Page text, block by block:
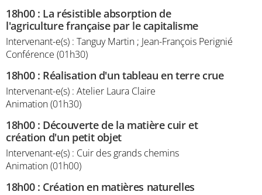
18h00: La résistible absorption de
l'agriculture française par le capitalisme
Intervenant-e(s) : Tanguy Martin ; Jean-François Perignié
Conférence (01h30)
18h00: Réalisation d'un tableau en terre crue
Intervenant-e(s) : Atelier Laura Claire
Animation (01h30)
18h00: Découverte de la matière cuir et
création d'un petit objet
Intervenant-e(s) : Cuir des grands chemins
Animation (01h00)
18h00: Création en matières naturelles